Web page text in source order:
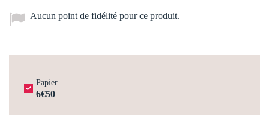
Aucun point de fidélité pour ce produit.
Papier
6€50